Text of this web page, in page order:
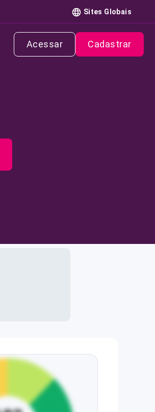
Sites Globais
Acessar Cadastrar